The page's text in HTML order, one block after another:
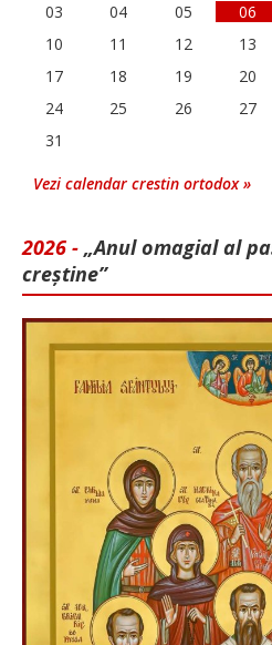
03
04 05 06
10
11 12 13
17
18 19 20
24
25 26 27
31
Vezi calendar crestin ortodox »
2026 - „Anul omagial al
creștine”